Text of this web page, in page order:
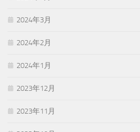
2024年3月
2024年2月
2024年1月
2023年12月
2023年11月